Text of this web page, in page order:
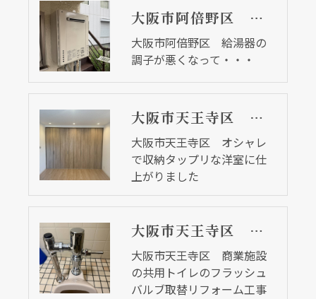
大阪市阿倍野区 給湯器の調子が悪くなって・・・
大阪市阿倍野区 給湯器の
調子が悪くなって・・・
大阪市天王寺区 オシャレで収納タップリな洋室に仕上がりました
大阪市天王寺区 オシャレ
で収納タップリな洋室に仕
上がりました
大阪市天王寺区 商業施設の共用トイレのフラッシュバルブ取替リフォーム工事
大阪市天王寺区 商業施設
の共用トイレのフラッシュ
バルブ取替リフォーム工事